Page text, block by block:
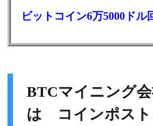
BTCマイニング
は コインポスト